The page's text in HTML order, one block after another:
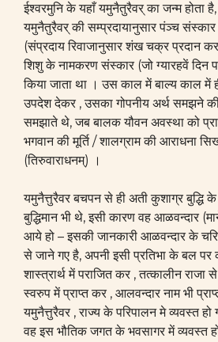
ईश्वरमुनि के यहाँ यमुनैतुरैवर् का जन्म होता
यमुनैतुरैवर् की सम्प्रदायानुसार पंञ्च संस्कार
(संप्रदाय रिवाजानुसार शंख चक्र प्रदान
शिशु के नामकरण संस्कार (जो ग्यारहवें दिन
किया जाता था । उस काल में बाल्य काल में
उपदेश देकर , उसका गोपनीय अर्थ समझने
समझाते थे, जब बालक यौवन अवस्था को
भगवान की मूर्ति / शालग्राम की आराधना
(तिरुवाराधनम्) ।
यमुनैत्तुरैवर बचपन से ही अती कुशाग्र बुद्धि
बुद्धिमान भी थे, इसी कारण वह आळवन्दार
आये हो – इसकी जानकारी आळवन्दार के
से जाने गए है, अपनी इसी प्रतिभा के बल पर
शास्त्रार्थ में पराजित कर , तत्कालीन राजा
स्वरुप में प्राप्त कर , आलवन्दार नाम भी
यमुनैत्तुरैवर , राज्य के परिपालन मे व्यवस्त
वह इस भौतिक जगत के भवसागर में व्यवस्त